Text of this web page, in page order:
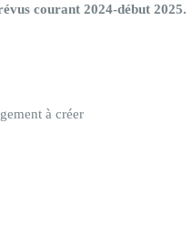
courant 2024-début 2025.
à créer